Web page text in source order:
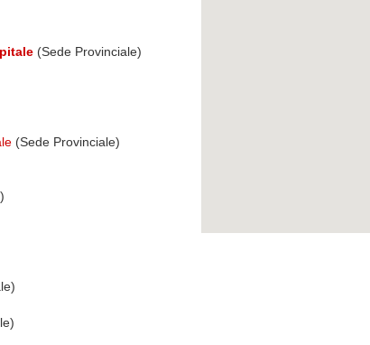
(Sede Provinciale)
(Sede Provinciale)